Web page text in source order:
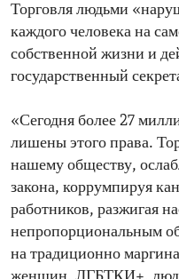
Торговля людьми
каждого человека на
собственной жизни и
государственный
«Сегодня более 27
лишены этого права.
нашему обществу,
закона, коррумпируя
работников, разжигая
непропорциональным
на традиционно